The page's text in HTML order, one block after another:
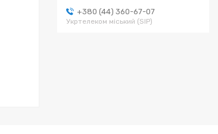
+380 (44) 360-67-07
Укртелеком міський (SIP)